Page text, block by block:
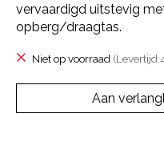
vervaardigd uitstevig
opberg/draagtas.
Niet op voorraad
Aan